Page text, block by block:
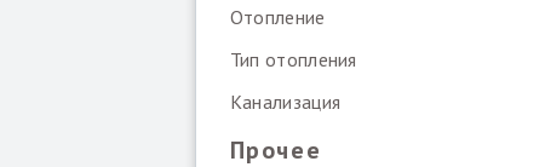
Отопление
Тип отопления
Канализация
Прочее